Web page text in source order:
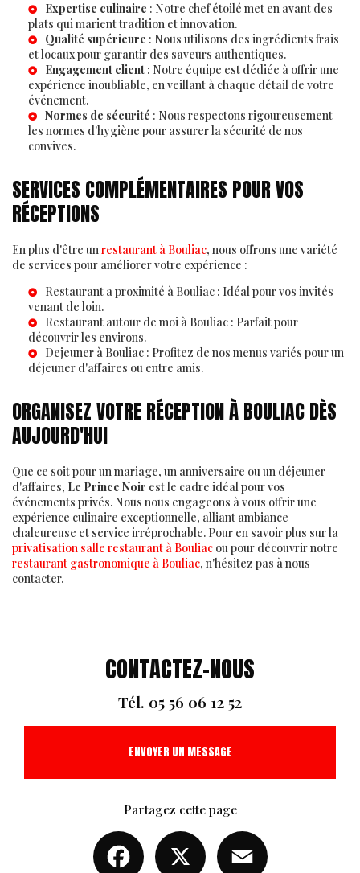
Expertise culinaire : Notre chef étoilé met en avant des
plats qui marient tradition et innovation.
Qualité supérieure : Nous utilisons des ingrédients frais
et locaux pour garantir des saveurs authentiques.
Engagement client : Notre équipe est dédiée à offrir une
expérience inoubliable, en veillant à chaque détail de votre
événement.
Normes de sécurité : Nous respectons rigoureusement
les normes d'hygiène pour assurer la sécurité de nos
convives.
SERVICES COMPLÉMENTAIRES POUR VOS
RÉCEPTIONS
En plus d'être unrestaurant à Bouliac, nous offrons une variété
de services pour améliorer votre expérience :
Restaurant a proximité à Bouliac : Idéal pour vos invités
venant de loin.
Restaurant autour de moi à Bouliac : Parfait pour
découvrir les environs.
Dejeuner à Bouliac : Profitez de nos menus variés pour un
déjeuner d'affaires ou entre amis.
ORGANISEZ VOTRE RÉCEPTION À BOULIAC DÈS
AUJOURD'HUI
Que ce soit pour un mariage, un anniversaire ou un déjeuner
d'affaires, Le Prince Noir est le cadre idéal pour vos
événements privés. Nous nous engageons à vous offrir une
expérience culinaire exceptionnelle, alliant ambiance
chaleureuse et service irréprochable. Pour en savoir plus sur la
privatisation salle restaurant à Bouliac ou pour découvrir notre
restaurant gastronomique à Bouliac, n'hésitez pas à nous
contacter.
CONTACTEZ-NOUS
Tél. 05 56 06 12 52
ENVOYER UN MESSAGE
Partagez cette page
Facebook